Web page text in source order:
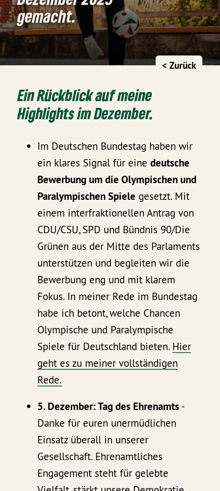
gemacht.
< Zurück
Ein Rückblick auf meine
Highlights im Dezember.
Im Deutschen Bundestag haben wir
ein klares Signal für einedeutsche
Bewerbung um die Olympischen und
Paralympischen Spiele gesetzt. Mit
einem interfraktionellen Antrag von
CDU/CSU, SPD und Bündnis 90/Die
Grünen aus der Mitte des Parlaments
unterstützen und begleiten wir die
Bewerbung eng und mit klarem
Fokus. In meiner Rede im Bundestag
habe ich betont, welche Chancen
Olympische und Paralympische
Spiele für Deutschland bieten. Hier
geht es zu meiner vollständigen
Rede.
5. Dezember: Tag des Ehrenamts-
Danke für euren unermüdlichen
Einsatz überall in unserer
Gesellschaft. Ehrenamtliches
Engagement steht für gelebte